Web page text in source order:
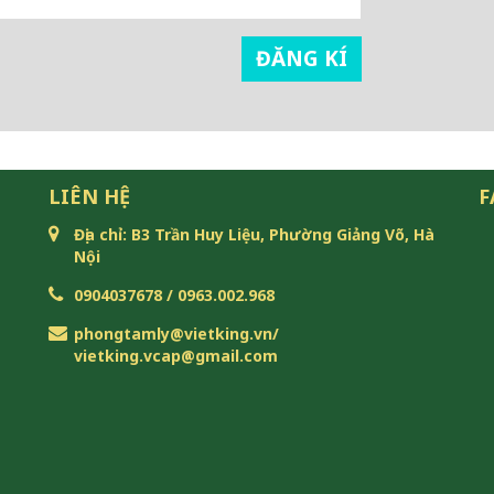
ĐĂNG KÍ
LIÊN HỆ
Địa chỉ: B3 Trần Huy Liệu, Phường Giảng Võ, Hà
Nội
0904037678 / 0963.002.968
phongtamly@vietking.vn/
vietking.vcap@gmail.com